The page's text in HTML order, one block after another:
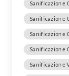
Sanificazione
Sanificazione
Sanificazione
Sanificazione
Sanificazione